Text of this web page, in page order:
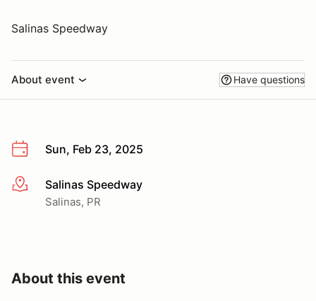
Salinas Speedway
About event Have questions
Sun, Feb 23, 2025
More infoSalinas Speedway
Salinas, PR
About this event